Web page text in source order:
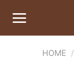
qua
HOME /